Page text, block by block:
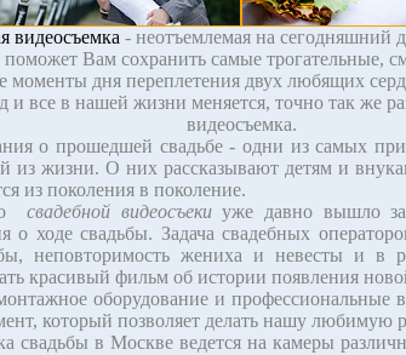
видеосъемка - неотъемлемая на сегодняшний
поможет Вам сохранить самые трогательные,
моменты дня переплетения двух любящих
и все в нашей жизни меняется, точно так же
видеосъемка.
о прошедшей свадьбе - одни из самых
из жизни. О них рассказывают детям и
из поколения в поколение.
свадебной видеосъекиуже давно вышло за
о ходе свадьбы. Задача свадебных
неповторимость жениха и невесты и в
красивый фильм об истории появления
оборудование и профессиональные
который позволяет делать нашу любимую
свадьбы в Москве ведется на камеры